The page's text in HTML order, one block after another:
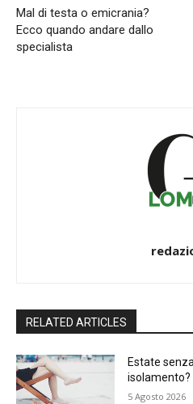
Mal di testa o emicrania?
Ecco quando andare dallo
specialista
RELATED ARTICLES
Estate
isolamento?
5 Agosto 2026